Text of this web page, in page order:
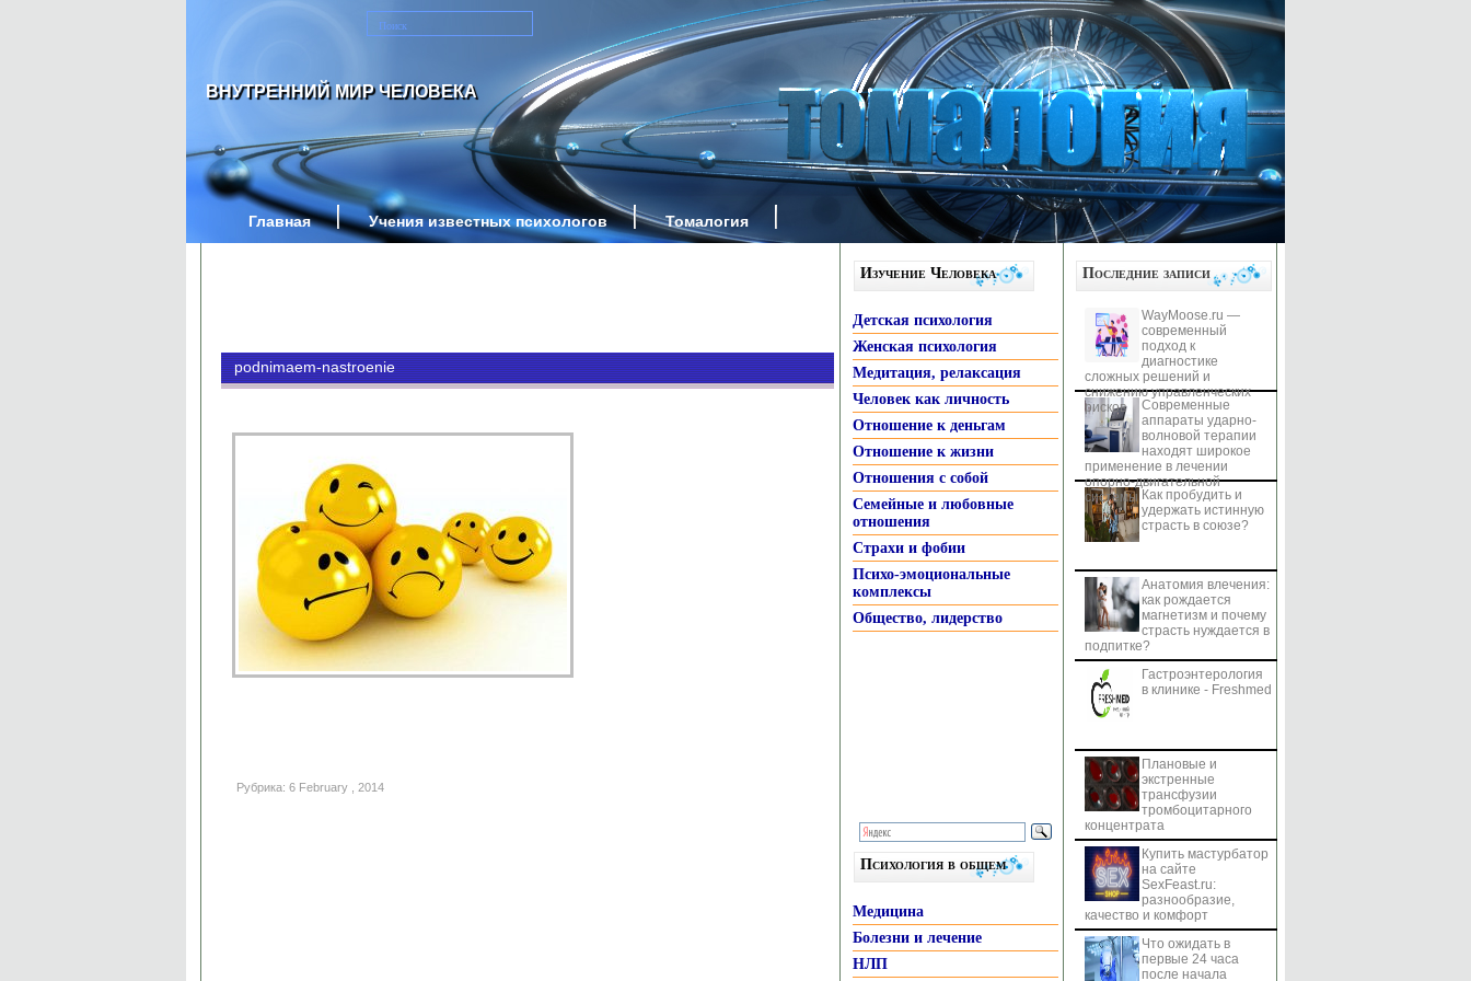
ВНУТРЕННИЙ МИР ЧЕЛОВЕКА
Главная Учения известных психологов Томалогия
podnimaem-nastroenie
Рубрика: 6 February , 2014
Изучение Человека
Детская психология
Женская психология
Медитация, релаксация
Человек как личность
Отношение к деньгам
Отношение к жизни
Отношения с собой
Семейные и любовные
отношения
Страхи и фобии
Психо-эмоциональные
комплексы
Общество, лидерство
Психология в общем
Медицина
Болезни и лечение
НЛП
Последние записи
WayMoose.ru —
современный
подход к
диагностике
сложных решений и
снижению управленческих
рисков
Современные
аппараты ударно-
волновой терапии
находят широкое
применение в лечении
опорно-двигательной
системы Как пробудить и
удержать истинную
страсть в союзе?
Анатомия влечения:
как рождается
магнетизм и почему
страсть нуждается в
подпитке?
Гастроэнтерология
в клинике - Freshmed
Плановые и
экстренные
трансфузии
тромбоцитарного
концентрата
Купить мастурбатор
на сайте
SexFeast.ru:
разнообразие,
качество и комфорт
Что ожидать в
первые 24 часа
после начала